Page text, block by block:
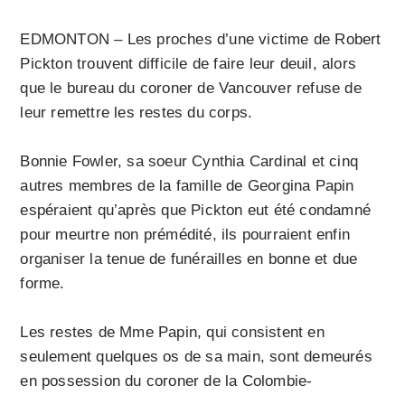
EDMONTON – Les proches d’une victime de Robert
Pickton trouvent difficile de faire leur deuil, alors
que le bureau du coroner de Vancouver refuse de
leur remettre les restes du corps.
Bonnie Fowler, sa soeur Cynthia Cardinal et cinq
autres membres de la famille de Georgina Papin
espéraient qu’après que Pickton eut été condamné
pour meurtre non prémédité, ils pourraient enfin
organiser la tenue de funérailles en bonne et due
forme.
Les restes de Mme Papin, qui consistent en
seulement quelques os de sa main, sont demeurés
en possession du coroner de la Colombie-